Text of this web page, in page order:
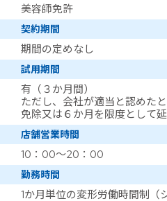
美容師免許
契約期間
期間の定めなし
試用期間
有（３か月間）
ただし、会社が適当と認めた
免除又は６か月を限度として
店舗営業時間
10：00～20：00
勤務時間
1か月単位の変形労働時間制（